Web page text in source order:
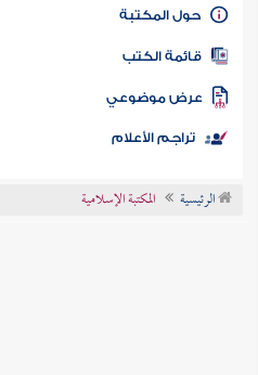
كتاب الأمة
المكتبة
الكتب
موضوعي
تراجم الأعلام
الرئيسية المكتبة الإسلامية